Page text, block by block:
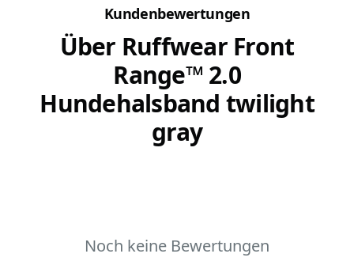
Kundenbewertungen
Über Ruffwear Front
Range™ 2.0
Hundehalsband twilight
gray
Noch keine Bewertungen